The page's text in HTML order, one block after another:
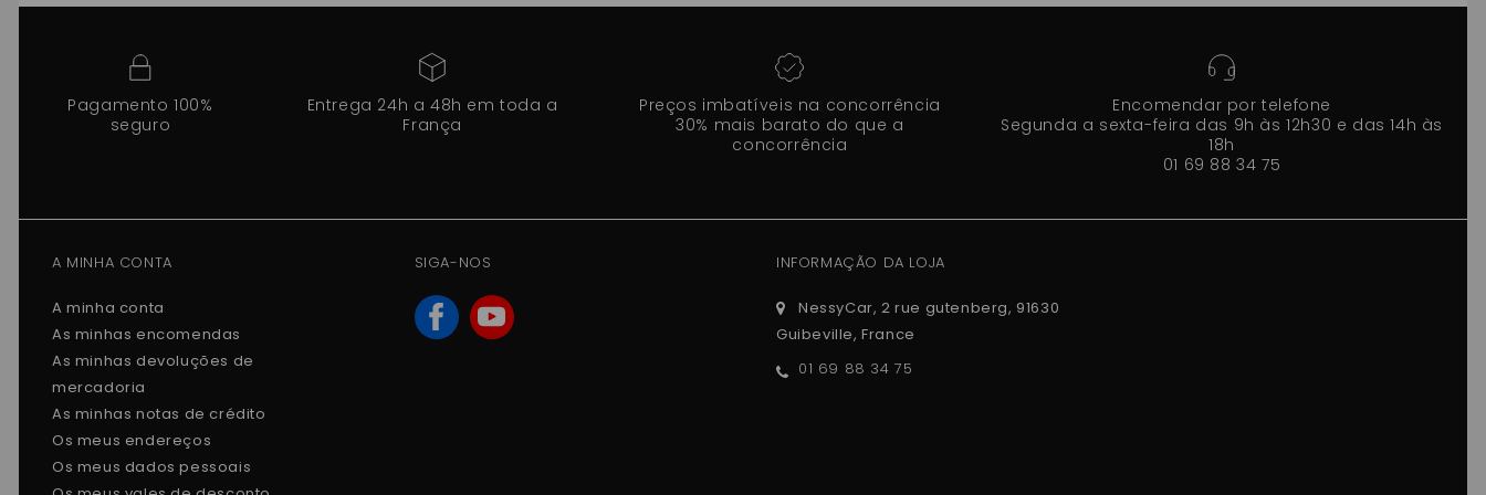
Pagamento 100%
seguro
Entrega 24h a 48h em toda a
França
Preços imbatíveis na concorrência
30% mais barato do que a
concorrência
Encomendar por telefone
Segunda a sexta-feira das 9h às 12h30 e das 14h às
18h
01 69 88 34 75
A MINHA CONTA
A minha conta
As minhas encomendas
As minhas devoluções de
mercadoria
As minhas notas de crédito
Os meus endereços
Os meus dados pessoais
SIGA-NOS INFORMAÇÃO DA LOJA
NessyCar, 2 rue gutenberg, 91630
Guibeville, France
01 69 88 34 75